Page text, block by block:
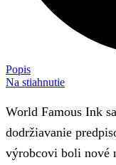
Popis
Na stiahnutie
World Famous Ink
dodržiavanie
výrobcovi boli nové